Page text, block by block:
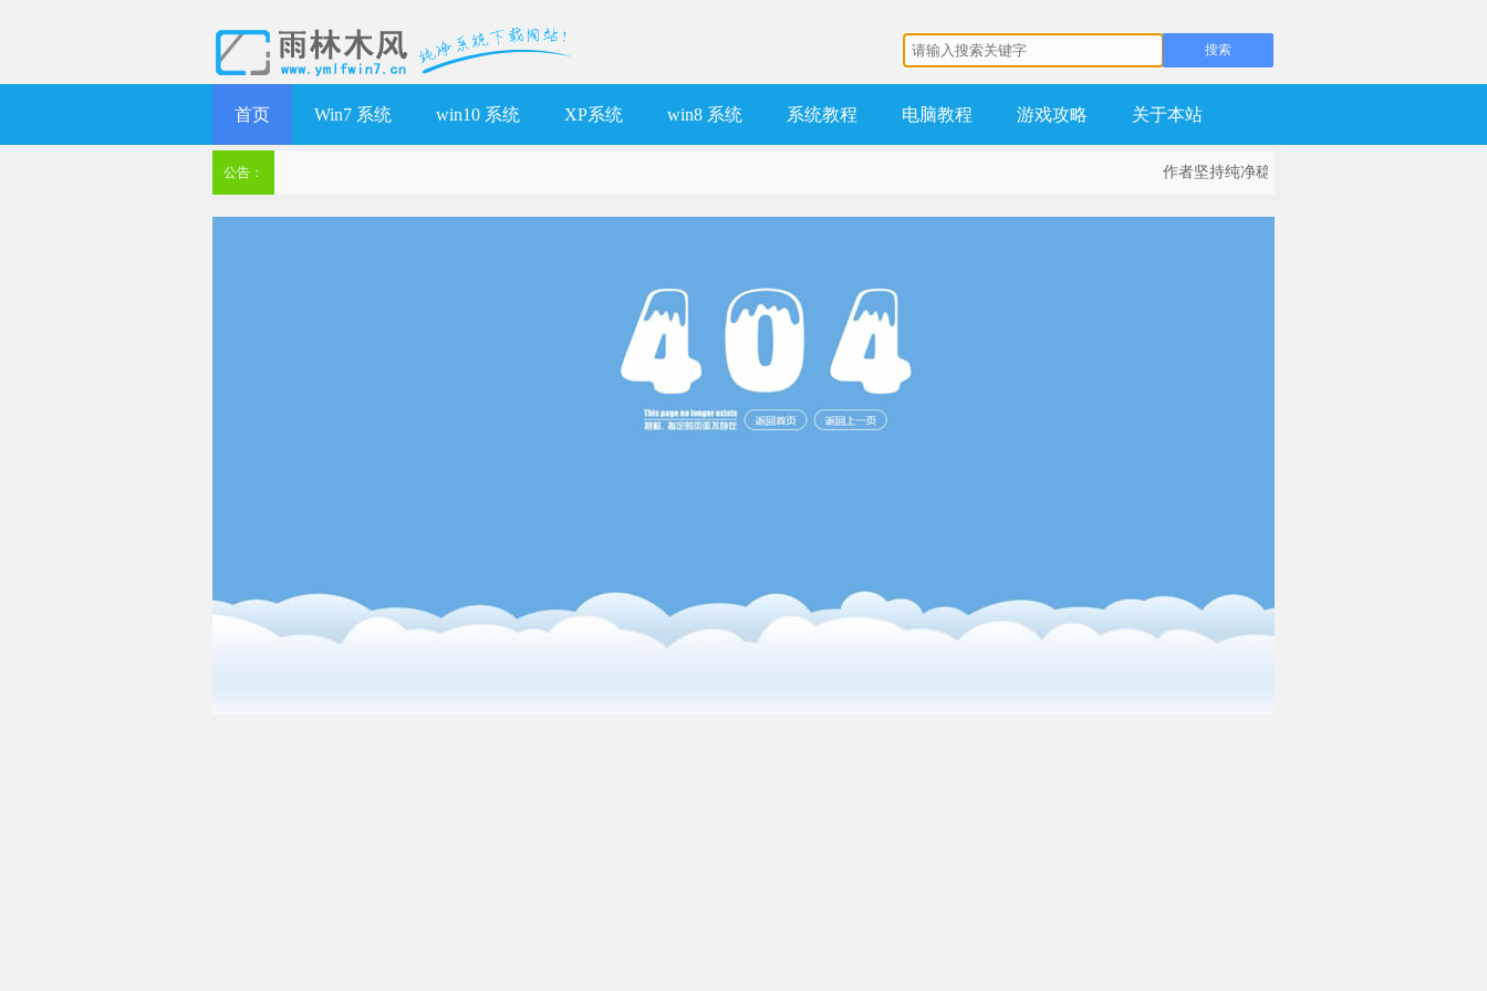
首页 Win7 系统 win10 系统 XP系统 win8 系统 系统教程 电脑教程 游戏攻略 关于本站
公告： 作者坚持纯净稳定为基础，不流氓，不锁主页